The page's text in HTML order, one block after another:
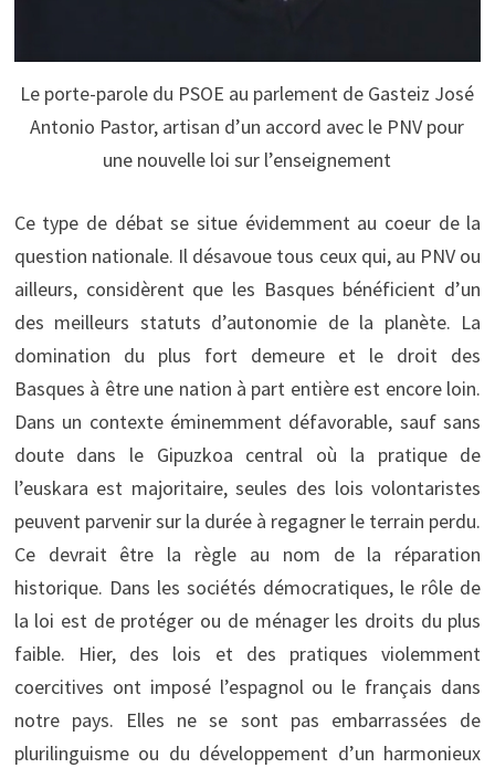
Le porte-parole du PSOE au parlement de Gasteiz José
Antonio Pastor, artisan d’un accord avec le PNV pour
une nouvelle loi sur l’enseignement
Ce type de débat se situe évidemment au coeur de la
question nationale. Il désavoue tous ceux qui, au PNV ou
ailleurs, considèrent que les Basques bénéficient d’un
des meilleurs statuts d’autonomie de la planète. La
domination du plus fort demeure et le droit des
Basques à être une nation à part entière est encore loin.
Dans un contexte éminemment défavorable, sauf sans
doute dans le Gipuzkoa central où la pratique de
l’euskara est majoritaire, seules des lois volontaristes
peuvent parvenir sur la durée à regagner le terrain perdu.
Ce devrait être la règle au nom de la réparation
historique. Dans les sociétés démocratiques, le rôle de
la loi est de protéger ou de ménager les droits du plus
faible. Hier, des lois et des pratiques violemment
coercitives ont imposé l’espagnol ou le français dans
notre pays. Elles ne se sont pas embarrassées de
plurilinguisme ou du développement d’un harmonieux